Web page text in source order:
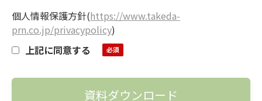
情報保護方針に記載されています。
個人情報保護方針(https://www.takeda-
prn.co.jp/privacypolicy)
上記に同意する